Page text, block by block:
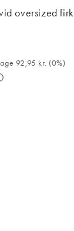
oversized
seneste 30
92,95 kr. (0%)